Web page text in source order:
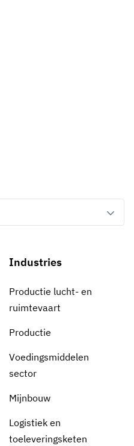
Industries
Productie lucht- en
ruimtevaart
Productie
Voedingsmiddelen
sector
Mijnbouw
Logistiek en
toeleveringsketen